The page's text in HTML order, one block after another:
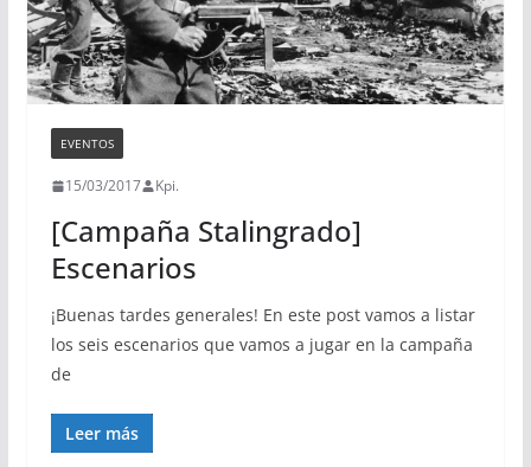
EVENTOS
15/03/2017 Kpi.
[Campaña Stalingrado]
Escenarios
¡Buenas tardes generales! En este post vamos a listar
los seis escenarios que vamos a jugar en la campaña
de
Leer más